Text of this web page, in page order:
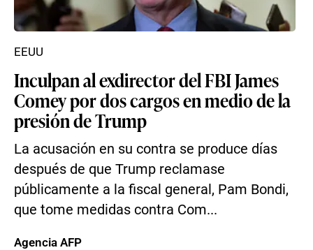
Inculpan al exdirector del FBI James
Comey por dos cargos en medio de la
presión de Trump
La acusación en su contra se produce días
después de que Trump reclamase
públicamente a la fiscal general, Pam Bondi,
que tome medidas contra Com...
EEUU
Agencia AFP